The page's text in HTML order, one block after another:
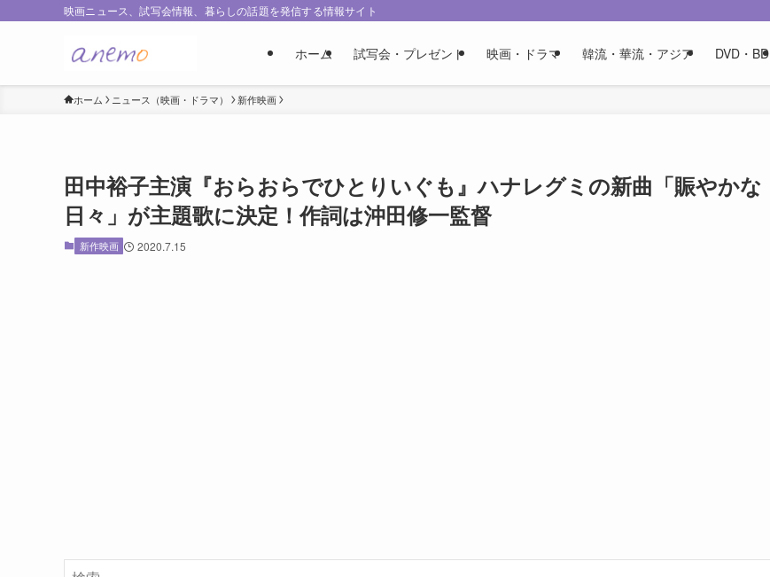
映画ニュース、試写会情報、暮らしの話題を発信する情報サイト
ホーム 試写会・プレゼント 映画・ドラマ 韓流・華流・アジア DVD・BD
ホーム ニュース（映画・ドラマ） 新作映画
田中裕子主演『おらおらでひとりいぐも』ハナレグミの新曲「賑やかな
日々」が主題歌に決定！作詞は沖田修一監督
新作映画 2020.7.15